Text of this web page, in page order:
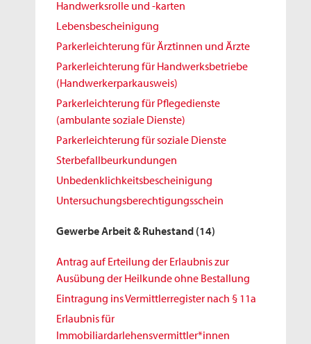
Handwerksrolle und -karten
Lebensbescheinigung
Parkerleichterung für Ärztinnen und Ärzte
Parkerleichterung für Handwerksbetriebe
(Handwerkerparkausweis)
Parkerleichterung für Pflegedienste
(ambulante soziale Dienste)
Parkerleichterung für soziale Dienste
Sterbefallbeurkundungen
Unbedenklichkeitsbescheinigung
Untersuchungsberechtigungsschein
Gewerbe Arbeit & Ruhestand (14)
Antrag auf Erteilung der Erlaubnis zur
Ausübung der Heilkunde ohne Bestallung
Eintragung ins Vermittlerregister nach § 11a
Erlaubnis für
Immobiliardarlehensvermittler*innen